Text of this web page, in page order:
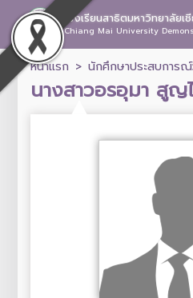
โรงเรียนสาธิตมหาวิทยาลัยเ
Chiang Mai University
หน้าแรก นักศึกษาประสบการ
นางสาวอรอุมา สูญ